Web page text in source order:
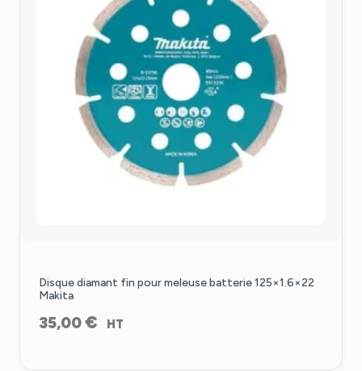
Disque diamant fin pour meleuse batterie 125×1.6×22
Makita
35,00€ HT